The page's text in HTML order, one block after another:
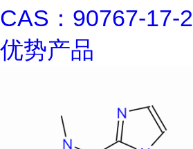
CAS：90767-17-
优势产品